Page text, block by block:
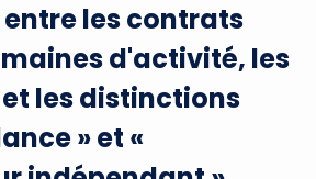
les contrats
d'activité, les
les distinctions
» et «